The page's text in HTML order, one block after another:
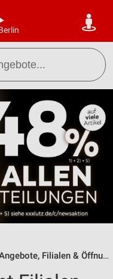
Filialen & Öffnungszeiten